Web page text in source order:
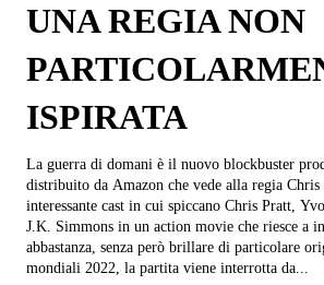
UNA REGIA NON
ISPIRATA
La guerra di domani è il nuovo blockbuster
distribuito da Amazon che vede alla regia
interessante cast in cui spiccano Chris Pratt,
J.K. Simmons in un action movie che riesce a
abbastanza, senza però brillare di particolare
mondiali 2022, la partita viene interrotta da...